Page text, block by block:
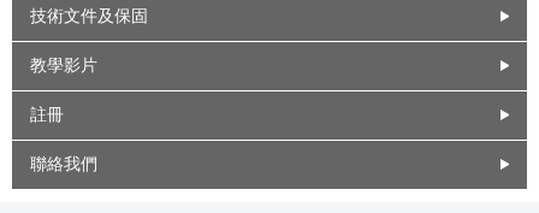
技術文件及保固
教學影片
註冊
聯絡我們